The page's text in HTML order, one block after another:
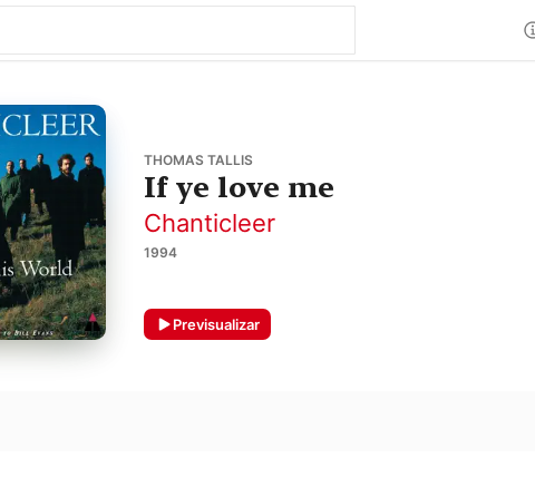
THOMAS TALLIS
If ye love me
Chanticleer
1994
Previsualizar